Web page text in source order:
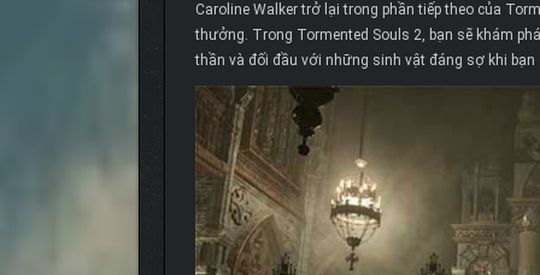
Caroline Walker trở lại trong phần tiếp theo của
thưởng. Trong Tormented Souls 2, bạn sẽ khám
thần và đối đầu với những sinh vật đáng sợ khi